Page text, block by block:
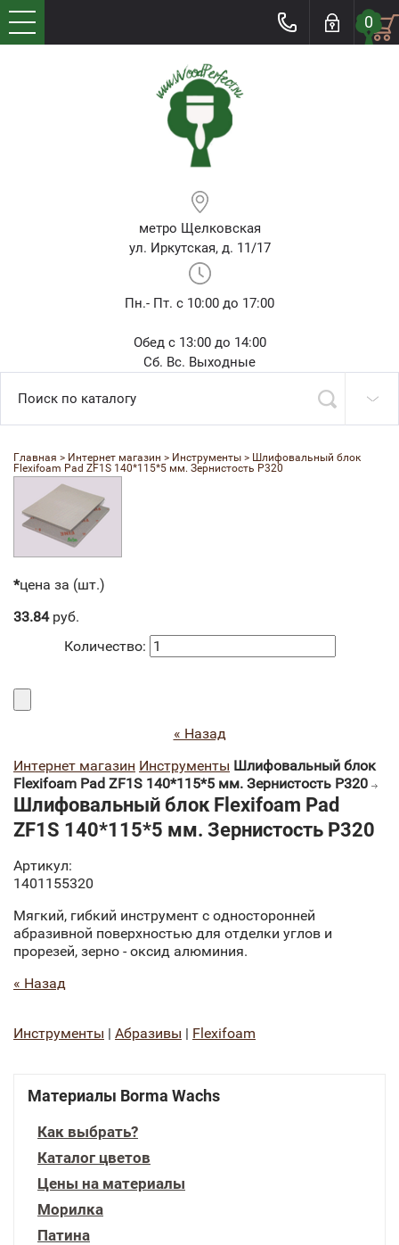
0
метро Щелковская
ул. Иркутская, д. 11/17
Пн.- Пт. с 10:00 до 17:00
Обед с 13:00 до 14:00
Сб. Вс. Выходные
Главная > Интернет магазин > Инструменты > Шлифовальный блок
Flexifoam Pad ZF1S 140*115*5 мм. Зернистость P320
*цена за (шт.)
33.84руб.
Количество:
« Назад
Интернет магазин Инструменты Шлифовальный блок
Flexifoam Pad ZF1S 140*115*5 мм. Зернистость P320
Шлифовальный блок Flexifoam Pad
ZF1S 140*115*5 мм. Зернистость P320
Артикул:
1401155320
Мягкий, гибкий инструмент с односторонней
абразивной поверхностью для отделки углов и
прорезей, зерно - оксид алюминия.
« Назад
Инструменты | Абразивы | Flexifoam
Материалы Borma Wachs
Как выбрать?
Каталог цветов
Цены на материалы
Морилка
Патина